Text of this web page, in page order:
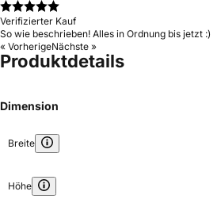
Verifizierter Kauf
So wie beschrieben! Alles in Ordnung bis jetzt :)
« VorherigeNächste »
Produktdetails
Dimension
Breite
Höhe